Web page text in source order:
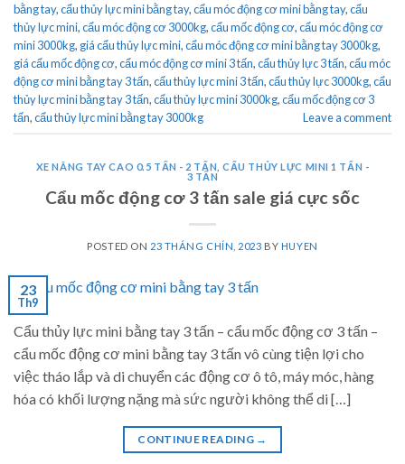
bằng tay,cẩu thủy lực mini bằng tay,cẩu móc động cơ mini bằng tay,cẩu
thủy lực mini,cẩu móc động cơ 3000kg,cẩu mốc động cơ,cẩu móc động cơ
mini 3000kg, giá cẩu thủy lực mini,cẩu móc động cơ mini bằng tay 3000kg,
giá cẩu mốc động cơ,cẩu móc động cơ mini 3 tấn,cẩu thủy lực 3 tấn,cẩu móc
động cơ mini bằng tay 3 tấn,cẩu thủy lực mini 3 tấn,cẩu thủy lực 3000kg,cẩu
thủy lực mini bằng tay 3 tấn,cẩu thủy lực mini 3000kg,cẩu mốc động cơ 3
tấn,cẩu thủy lực mini bằng tay 3000kg Leave a comment
XE NÂNG TAY CAO 0.5 TẤN - 2 TẤN ,CẨU THỦY LỰC MINI 1 TẤN -
3 TẤN
Cẩu mốc động cơ 3 tấn sale giá cực sốc
POSTED ON 23 THÁNG CHÍN, 2023 BY HUYEN
23
Th9
Cẩu thủy lực mini bằng tay 3 tấn – cẩu mốc động cơ 3 tấn –
cẩu mốc động cơ mini bằng tay 3 tấn vô cùng tiện lợi cho
việc tháo lắp và di chuyển các động cơ ô tô, máy móc, hàng
hóa có khối lượng nặng mà sức người không thể di […]
CONTINUE READING →